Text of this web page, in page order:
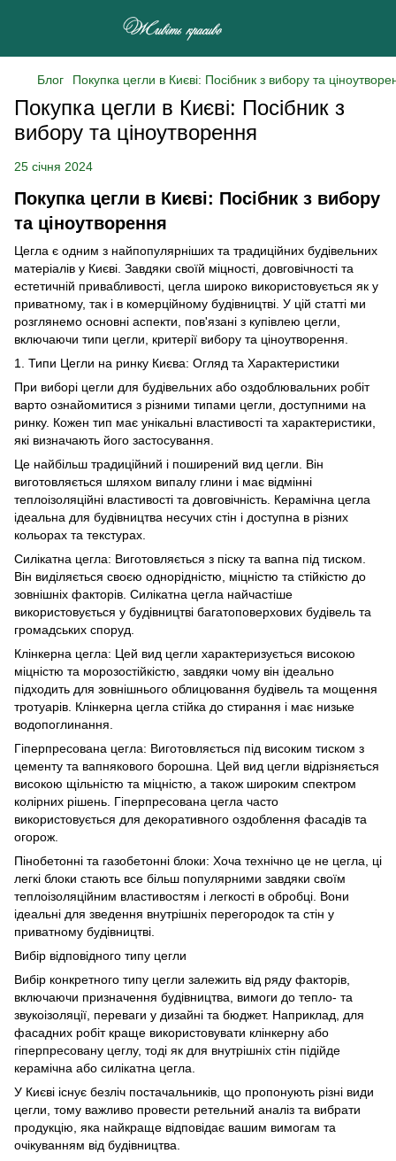
Блог Покупка цегли в Києві: Посібник з вибору та
Покупка цегли в Києві: Посібник з
вибору та ціноутворення
25 січня 2024
Покупка цегли в Києві: Посібник з вибору
та ціноутворення
Цегла є одним з найпопулярніших та традиційних будівельних
матеріалів у Києві. Завдяки своїй міцності, довговічності та
естетичній привабливості, цегла широко використовується як у
приватному, так і в комерційному будівництві. У цій статті ми
розглянемо основні аспекти, пов'язані з купівлею цегли,
включаючи типи цегли, критерії вибору та ціноутворення.
1. Типи Цегли на ринку Києва: Огляд та Характеристики
При виборі цегли для будівельних або оздоблювальних робіт
варто ознайомитися з різними типами цегли, доступними на
ринку. Кожен тип має унікальні властивості та характеристики,
які визначають його застосування.
Це найбільш традиційний і поширений вид цегли. Він
виготовляється шляхом випалу глини і має відмінні
теплоізоляційні властивості та довговічність. Керамічна цегла
ідеальна для будівництва несучих стін і доступна в різних
кольорах та текстурах.
Силікатна цегла: Виготовляється з піску та вапна під тиском.
Він виділяється своєю однорідністю, міцністю та стійкістю до
зовнішніх факторів. Силікатна цегла найчастіше
використовується у будівництві багатоповерхових будівель та
громадських споруд.
Клінкерна цегла: Цей вид цегли характеризується високою
міцністю та морозостійкістю, завдяки чому він ідеально
підходить для зовнішнього облицювання будівель та мощення
тротуарів. Клінкерна цегла стійка до стирання і має низьке
водопоглинання.
Гіперпресована цегла: Виготовляється під високим тиском з
цементу та вапнякового борошна. Цей вид цегли відрізняється
високою щільністю та міцністю, а також широким спектром
колірних рішень. Гіперпресована цегла часто
використовується для декоративного оздоблення фасадів та
огорож.
Пінобетонні та газобетонні блоки: Хоча технічно це не цегла, ці
легкі блоки стають все більш популярними завдяки своїм
теплоізоляційним властивостям і легкості в обробці. Вони
ідеальні для зведення внутрішніх перегородок та стін у
приватному будівництві.
Вибір відповідного типу цегли
Вибір конкретного типу цегли залежить від ряду факторів,
включаючи призначення будівництва, вимоги до тепло- та
звукоізоляції, переваги у дизайні та бюджет. Наприклад, для
фасадних робіт краще використовувати клінкерну або
гіперпресовану цеглу, тоді як для внутрішніх стін підійде
керамічна або силікатна цегла.
У Києві існує безліч постачальників, що пропонують різні види
цегли, тому важливо провести ретельний аналіз та вибрати
продукцію, яка найкраще відповідає вашим вимогам та
очікуванням від будівництва.